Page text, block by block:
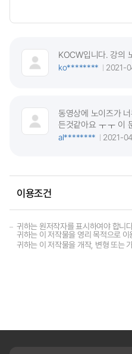
KOCW입니다. 강의
ko********
2021-
동영상에 노이즈가
든것같아요 ㅜㅜ 이
al********
2021-
이용조건
귀하는 원저작자를 표시하여야 합니
귀하는 이 저작물을 영리 목적으로
귀하는 이 저작물을 개작, 변형 또는